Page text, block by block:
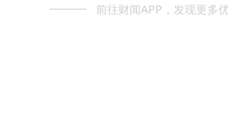
前往财闻APP，发现更多